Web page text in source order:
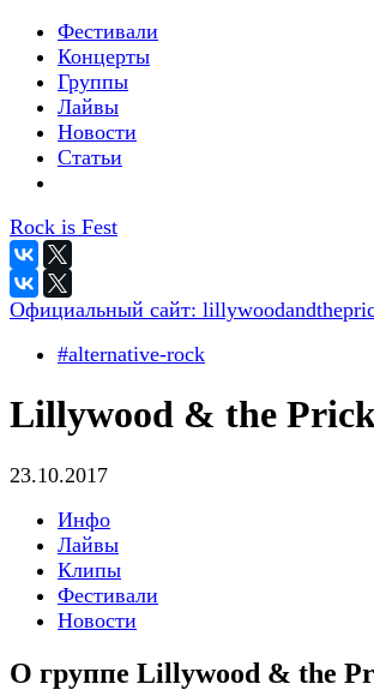
Фестивали
Концерты
Группы
Лайвы
Новости
Статьи
Rock is Fest
Официальный сайт:
#alternative-rock
Lillywood & the
23.10.2017
Инфо
Лайвы
Клипы
Фестивали
Новости
О группе Lillywood & the